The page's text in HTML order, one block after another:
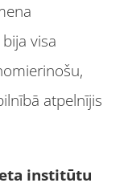
visa
atpelnījis
institūtu